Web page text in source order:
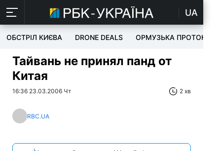
UA
ОБСТРІЛ КИЄВА DRONE DEALS ОРМУЗЬКА ПРОТОКА
Тайвань не принял панд от
Китая
16:36 23.03.2006 Чт 2 хв
RBC.UA